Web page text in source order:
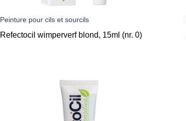
Peinture pour cils et sourcils
Refectocil wimperverf blond, 15ml (nr. 0)